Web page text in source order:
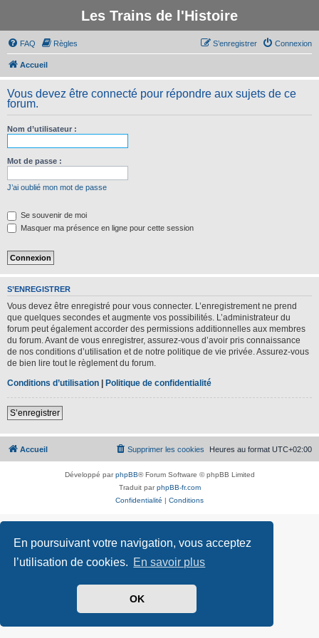
En poursuivant votre navigation, vous acceptez
l’utilisation de cookies. En savoir plus
OK
Les Trains de l'Histoire
FAQ Règles Connexion
S’enregistrer
Accueil
Vous devez être connecté pour répondre aux sujets de ce
forum.
Nom d’utilisateur :
Mot de passe :
J’ai oublié mon mot de passe
Se souvenir de moi
Masquer ma présence en ligne pour cette session
S’ENREGISTRER
Vous devez être enregistré pour vous connecter. L’enregistrement ne prend
que quelques secondes et augmente vos possibilités. L’administrateur du
forum peut également accorder des permissions additionnelles aux membres
du forum. Avant de vous enregistrer, assurez-vous d’avoir pris connaissance
de nos conditions d’utilisation et de notre politique de vie privée. Assurez-vous
de bien lire tout le règlement du forum.
Conditions d’utilisation | Politique de confidentialité
S’enregistrer
Accueil Heures au format UTC+02:00
Supprimer les cookies
Développé parphpBB® Forum Software © phpBB Limited
Traduit parphpBB-fr.com
Confidentialité | Conditions